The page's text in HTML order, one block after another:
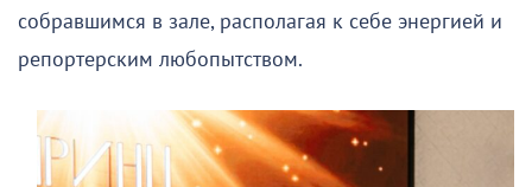
собравшимся в зале, располагая к себе энергией и
репортерским любопытством.